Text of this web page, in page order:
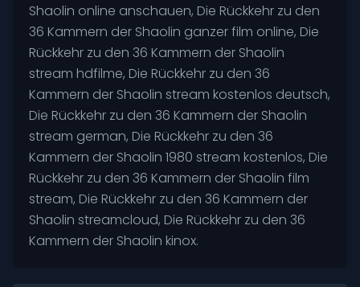
Shaolin online anschauen, Die Rückkehr zu den
36 Kammern der Shaolin ganzer film online, Die
Rückkehr zu den 36 Kammern der Shaolin
stream hdfilme, Die Rückkehr zu den 36
Kammern der Shaolin stream kostenlos deutsch,
Die Rückkehr zu den 36 Kammern der Shaolin
stream german, Die Rückkehr zu den 36
Kammern der Shaolin 1980 stream kostenlos, Die
Rückkehr zu den 36 Kammern der Shaolin film
stream, Die Rückkehr zu den 36 Kammern der
Shaolin streamcloud, Die Rückkehr zu den 36
Kammern der Shaolin kinox.